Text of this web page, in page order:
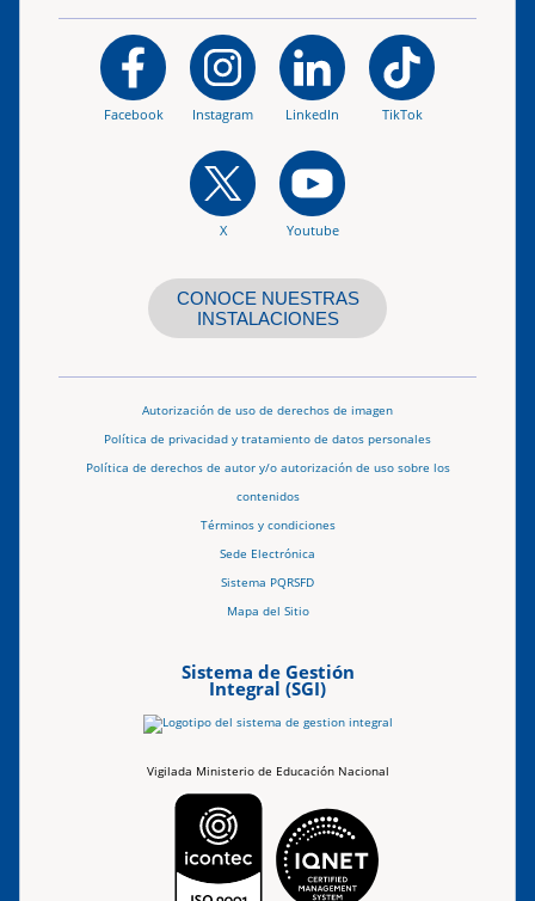
Facebook Instagram LinkedIn TikTok
X Youtube
CONOCE NUESTRAS
INSTALACIONES
Autorización de uso de derechos de imagen
Política de privacidad y tratamiento de datos personales
Política de derechos de autor y/o autorización de uso sobre los
contenidos
Términos y condiciones
Sede Electrónica
Sistema PQRSFD
Mapa del Sitio
Sistema de Gestión
Integral (SGI)
Vigilada Ministerio de Educación Nacional